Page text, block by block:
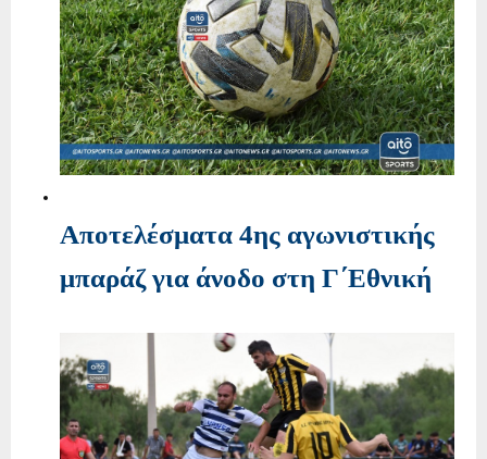
Αποτελέσματα 4ης αγωνιστικής
μπαράζ για άνοδο στη Γ΄Εθνική